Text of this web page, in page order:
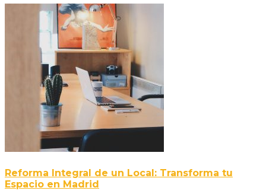
Reforma Integral de un Local: Transforma tu
Espacio en Madrid